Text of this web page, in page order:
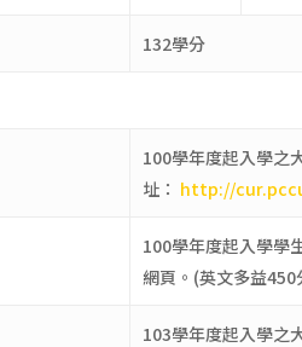
132學分
100學年度起入學之
址： http://
100學年度起入學學
網頁。(英文多益
103學年度起入學之